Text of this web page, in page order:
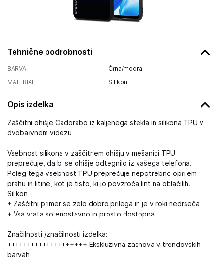
Tehnične podrobnosti
BARVA
Črna/modra
MATERIAL
Silikon
Opis izdelka
Zaščitni ohišje Cadorabo iz kaljenega stekla in silikona TPU v
dvobarvnem videzu
Vsebnost silikona v zaščitnem ohišju v mešanici TPU
preprečuje, da bi se ohišje odtegnilo iz vašega telefona.
Poleg tega vsebnost TPU preprečuje nepotrebno oprijem
prahu in litine, kot je tisto, ki jo povzroča lint na oblačilih.
Silikon
+ Zaščitni primer se zelo dobro prilega in je v roki nedrseča
+ Vsa vrata so enostavno in prosto dostopna
Značilnosti /značilnosti izdelka:
++++++++++++++++++++ Ekskluzivna zasnova v trendovskih
barvah